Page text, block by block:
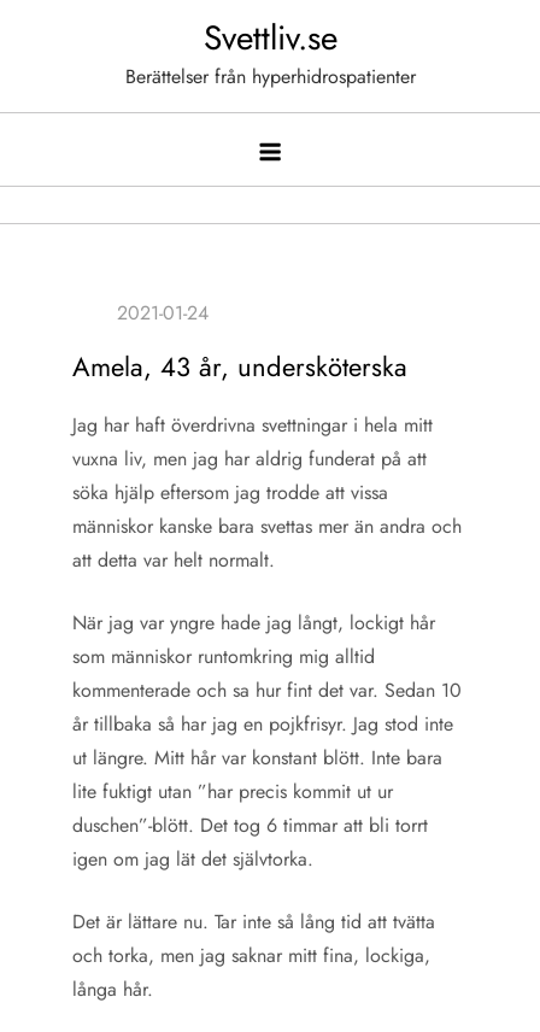
Svettliv.se
Berättelser från hyperhidrospatienter
Amela, 43 år, undersköterska
Jag har haft överdrivna svettningar i hela mitt
vuxna liv, men jag har aldrig funderat på att
söka hjälp eftersom jag trodde att vissa
människor kanske bara svettas mer än andra och
att detta var helt normalt.
När jag var yngre hade jag långt, lockigt hår
som människor runtomkring mig alltid
kommenterade och sa hur fint det var. Sedan 10
år tillbaka så har jag en pojkfrisyr. Jag stod inte
ut längre. Mitt hår var konstant blött. Inte bara
lite fuktigt utan ”har precis kommit ut ur
duschen”-blött. Det tog 6 timmar att bli torrt
igen om jag lät det självtorka.
Det är lättare nu. Tar inte så lång tid att tvätta
och torka, men jag saknar mitt fina, lockiga,
långa hår.